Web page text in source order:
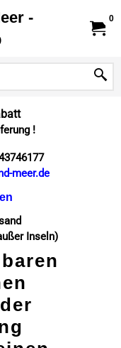
-
0
!
meer.de
Inseln)